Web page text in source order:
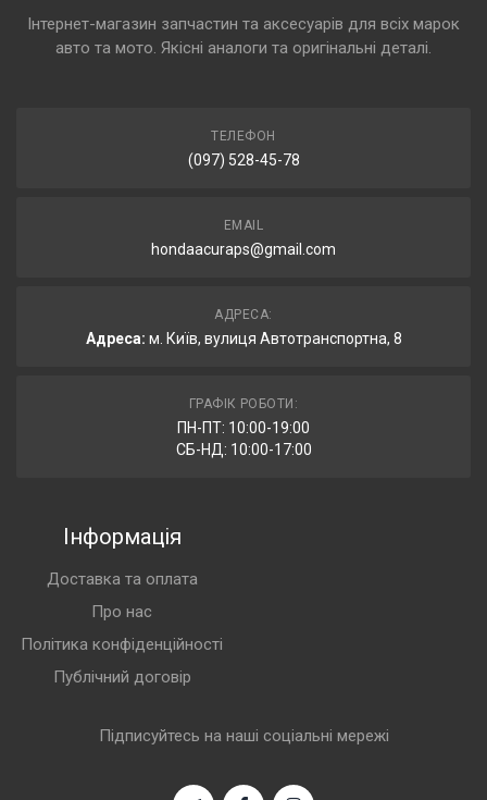
Інтернет-магазин запчастин та аксесуарів для всіх марок
авто та мото. Якісні аналоги та оригінальні деталі.
ТЕЛЕФОН
(097) 528-45-78
EMAIL
hondaacuraps@gmail.com
АДРЕСА:
Адреса: м. Київ, вулиця Автотранспортна, 8
ГРАФІК РОБОТИ:
ПН-ПТ: 10:00-19:00
СБ-НД: 10:00-17:00
Інформація
Доставка та оплата
Про нас
Політика конфіденційності
Публічний договір
Підписуйтесь на наші соціальні мережі